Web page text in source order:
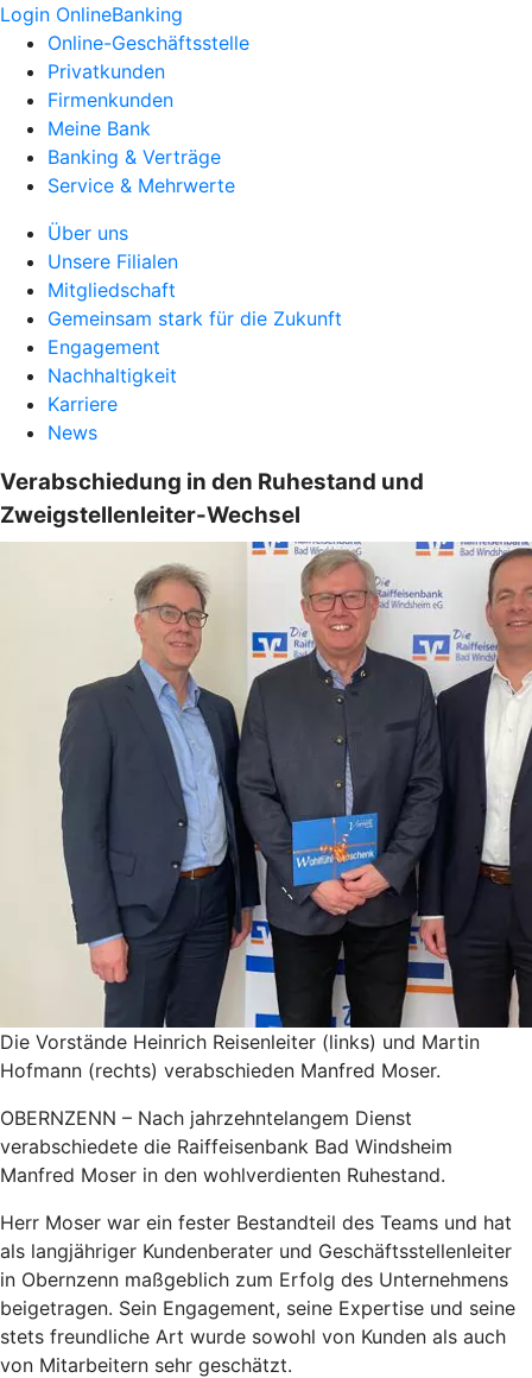
Login OnlineBanking
Online-Geschäftsstelle
Privatkunden
Firmenkunden
Meine Bank
Banking & Verträge
Service & Mehrwerte
Über uns
Unsere Filialen
Mitgliedschaft
Gemeinsam stark für die Zukunft
Engagement
Nachhaltigkeit
Karriere
News
Verabschiedung in den Ruhestand und
Zweigstellenleiter-Wechsel
Die Vorstände Heinrich Reisenleiter (links) und Martin
Hofmann (rechts) verabschieden Manfred Moser.
OBERNZENN – Nach jahrzehntelangem Dienst
verabschiedete die Raiffeisenbank Bad Windsheim
Manfred Moser in den wohlverdienten Ruhestand.
Herr Moser war ein fester Bestandteil des Teams und hat
als langjähriger Kundenberater und Geschäftsstellenleiter
in Obernzenn maßgeblich zum Erfolg des Unternehmens
beigetragen. Sein Engagement, seine Expertise und seine
stets freundliche Art wurde sowohl von Kunden als auch
von Mitarbeitern sehr geschätzt.